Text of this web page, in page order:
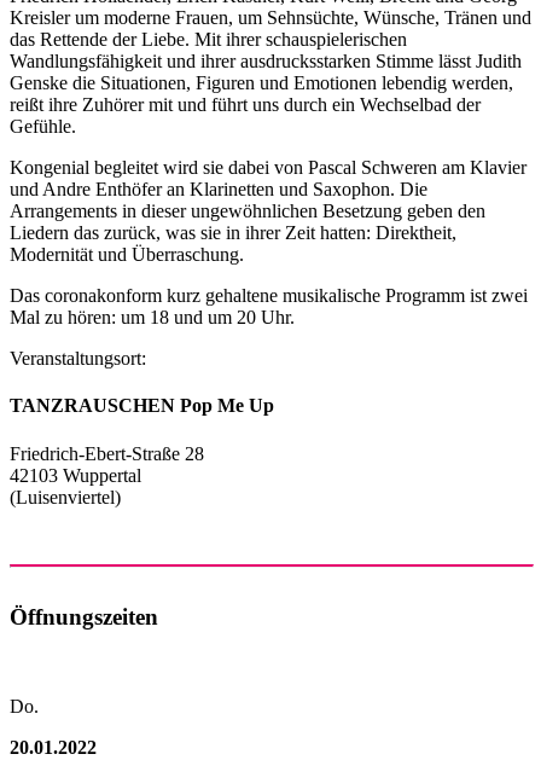
Kreisler um moderne Frauen, um Sehnsüchte, Wünsche, Tränen und
das Rettende der Liebe. Mit ihrer schauspielerischen
Wandlungsfähigkeit und ihrer ausdrucksstarken Stimme lässt Judith
Genske die Situationen, Figuren und Emotionen lebendig werden,
reißt ihre Zuhörer mit und führt uns durch ein Wechselbad der
Gefühle.
Kongenial begleitet wird sie dabei von Pascal Schweren am Klavier
und Andre Enthöfer an Klarinetten und Saxophon. Die
Arrangements in dieser ungewöhnlichen Besetzung geben den
Liedern das zurück, was sie in ihrer Zeit hatten: Direktheit,
Modernität und Überraschung.
Das coronakonform kurz gehaltene musikalische Programm ist zwei
Mal zu hören: um 18 und um 20 Uhr.
Veranstaltungsort:
TANZRAUSCHEN Pop Me Up
Friedrich-Ebert-Straße 28
42103 Wuppertal
(Luisenviertel)
Öffnungszeiten
Do.
20.01.2022